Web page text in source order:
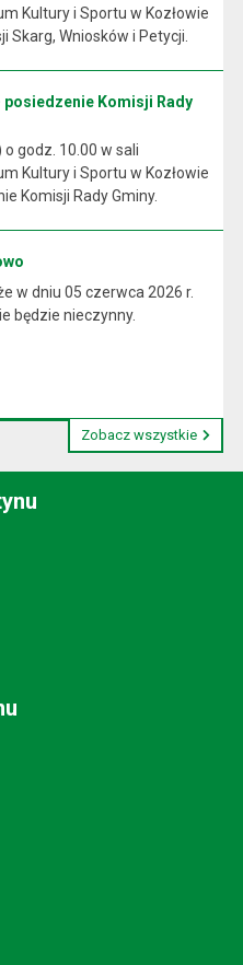
Kultury i Sportu w Kozłowie
Skarg, Wniosków i Petycji.
posiedzenie Komisji Rady
godz. 10.00 w sali
Kultury i Sportu w Kozłowie
Komisji Rady Gminy.
w dniu 05 czerwca 2026 r.
będzie nieczynny.
Zobacz wszystkie